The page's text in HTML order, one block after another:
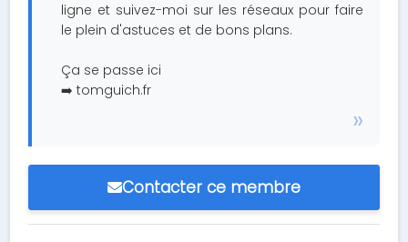
ligne et suivez-moi sur les réseaux pour faire
le plein d'astuces et de bons plans.
Ça se passe ici
➡️ tomguich.fr
Contacter ce membre